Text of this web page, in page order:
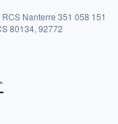
Nanterre 351 058 151
80134, 92772